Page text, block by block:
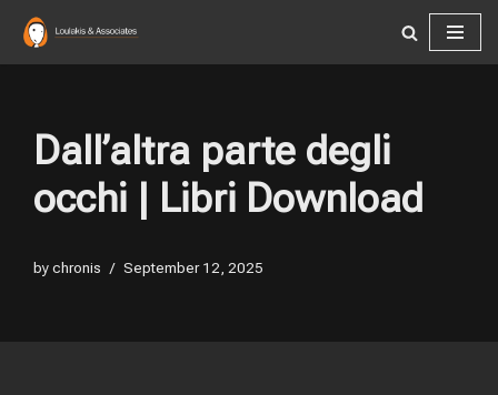
Skip
Dall’altra parte degli
occhi | Libri Download
bychronis September 12, 2025